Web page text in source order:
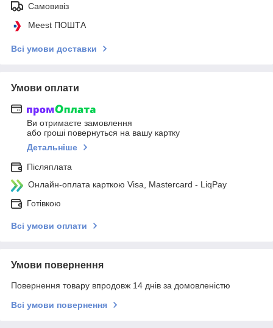
Самовивіз
Meest ПОШТА
Всі умови доставки
Умови оплати
Ви отримаєте замовлення
або гроші повернуться на вашу картку
Детальніше
Післяплата
Онлайн-оплата карткою Visa, Mastercard - LiqPay
Готівкою
Всі умови оплати
Умови повернення
Повернення товару впродовж 14 днів за домовленістю
Всі умови повернення